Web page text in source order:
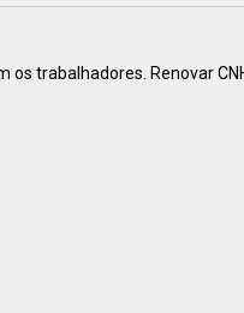
os trabalhadores. Renovar